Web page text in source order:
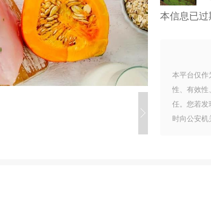
本信息已
本平台仅作
性、有效性
任。您若发
时向公安机